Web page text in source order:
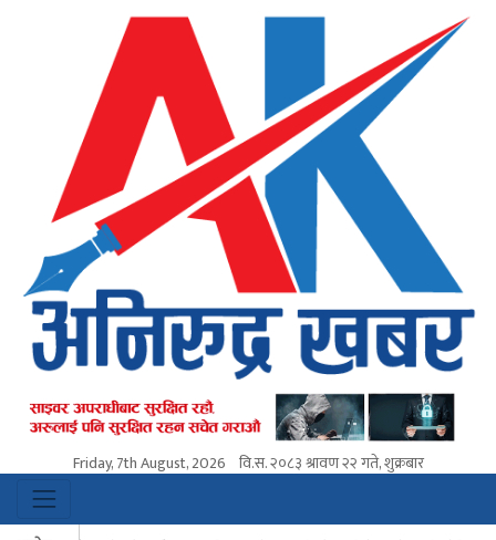
Friday, 7th August, 2026 वि.स.२०८३ श्रावण २२ गते, शुक्रबार